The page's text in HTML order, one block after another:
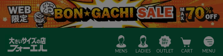
MENS LADIES OUTLET CART MENU